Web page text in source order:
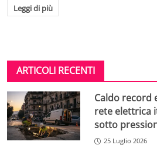
Leggi di più
ARTICOLI RECENTI
Caldo record
rete elettrica
sotto
25 Luglio 2026